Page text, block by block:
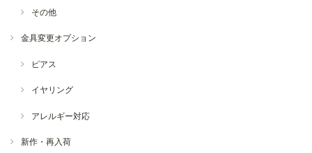
その他
金具変更オプション
ピアス
イヤリング
アレルギー対応
新作・再入荷